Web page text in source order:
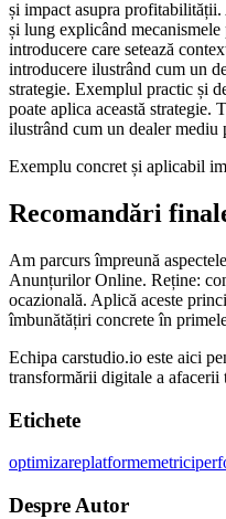
și impact asupra
și lung explicând
introducere care setează
introducere ilustrând cum un
strategie. Exemplul practic și
poate aplica această strategie.
ilustrând cum un dealer mediu
Exemplu concret și aplicabil
Recomandări
Am parcurs împreună
Anunțurilor Online. Reține:
ocazională. Aplică aceste
îmbunătățiri concrete în
Echipa carstudio.io este aici
transformării digitale a afacerii
Etichete
optimizareplatformemetrici
Despre Autor